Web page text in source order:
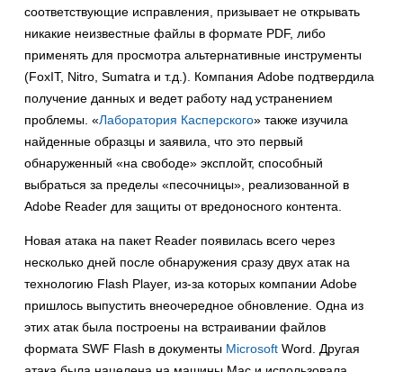
соответствующие исправления, призывает не открывать
никакие неизвестные файлы в формате PDF, либо
применять для просмотра альтернативные инструменты
(FoxIT, Nitro, Sumatra и т.д.). Компания Adobe подтвердила
получение данных и ведет работу над устранением
проблемы. «Лаборатория Касперского» также изучила
найденные образцы и заявила, что это первый
обнаруженный «на свободе» эксплойт, способный
выбраться за пределы «песочницы», реализованной в
Adobe Reader для защиты от вредоносного контента.
Новая атака на пакет Reader появилась всего через
несколько дней после обнаружения сразу двух атак на
технологию Flash Player, из-за которых компании Adobe
пришлось выпустить внеочередное обновление. Одна из
этих атак была построены на встраивании файлов
формата SWF Flash в документы Microsoft Word. Другая